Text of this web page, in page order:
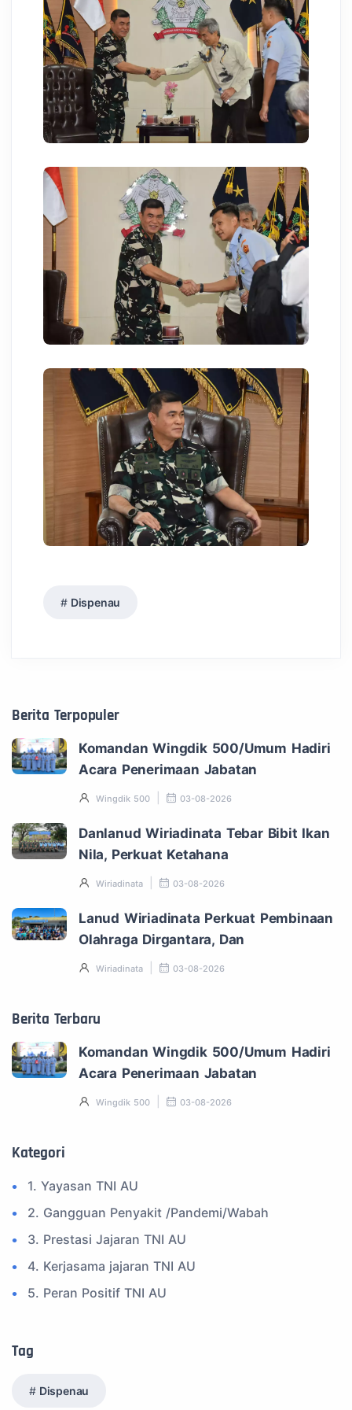
Dispenau
Berita Terpopuler
Komandan Wingdik 500/Umum Hadiri
Acara Penerimaan Jabatan
Wingdik 500 03-08-2026
Danlanud Wiriadinata Tebar Bibit Ikan
Nila, Perkuat Ketahana
Wiriadinata 03-08-2026
Lanud Wiriadinata Perkuat Pembinaan
Olahraga Dirgantara, Dan
Wiriadinata 03-08-2026
Berita Terbaru
Komandan Wingdik 500/Umum Hadiri
Acara Penerimaan Jabatan
Wingdik 500 03-08-2026
Kategori
1. Yayasan TNI AU
2. Gangguan Penyakit /Pandemi/Wabah
3. Prestasi Jajaran TNI AU
4. Kerjasama jajaran TNI AU
5. Peran Positif TNI AU
7. Spam Bukan Berita TNI
9. Tni au
Tag
Dispenau